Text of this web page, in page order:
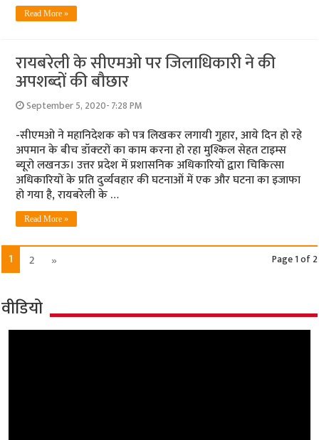
Read More »
रायबरेली के सीएमओ पर जिलाधिकारी ने की
अपशब्‍दों की बौछार
September 5, 2020- 7:28 PM
-सीएमओ ने महानिदेशक को पत्र लिखकर लगायी गुहार, आये दिन हो रहे
अपमान के बीच डॉक्‍टरों का काम करना हो रहा मुश्किल सेहत टाइम्‍स
ब्‍यूरो लखनऊ। उत्तर प्रदेश में प्रशासनिक अधिकारियों द्वारा चिकित्सा
अधिकारियों के प्रति दुर्व्‍यवहार की घटनाओं में एक और घटना का इजाफा
हो गया है, रायबरेली के …
Read More »
Page 1 of 2
1 2 »
वीडियो